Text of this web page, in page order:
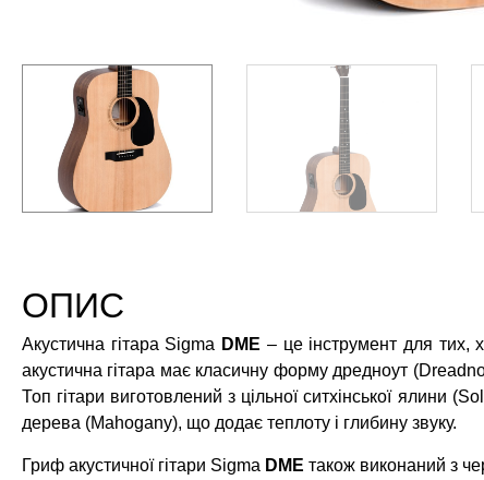
ОПИС
Акустична гітара Sigma DME – це інструмент для тих,
акустична гітара має класичну форму дредноут
Топ гітари виготовлений з цільної ситхінської ялини
дерева (Mahogany), що додає теплоту і глибину звуку.
Гриф акустичної гітари Sigma DME також виконаний з